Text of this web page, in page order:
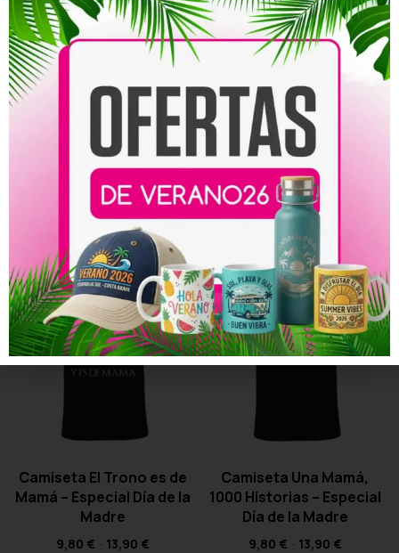
Personalizar
Compartir:
Productos relacionados
Camiseta El Trono es de
Mamá – Especial Día de la
Madre
9,80 € 13,90 €
Camiseta Una Mamá,
1000 Historias – Especial
Día de la Madre
9,80 € 13,90 €